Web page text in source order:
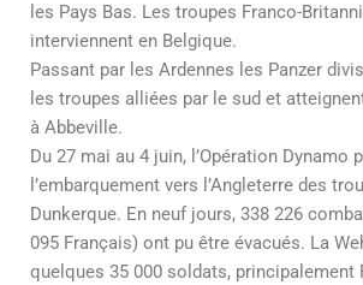
les Pays Bas. Les troupes Franco-
interviennent en Belgique.
Passant par les Ardennes les Panzer
les troupes alliées par le sud et
à Abbeville.
Du 27 mai au 4 juin, l’Opération Dynamo
l’embarquement vers l’Angleterre des
Dunkerque. En neuf jours, 338 226
095 Français) ont pu être évacués. La
quelques 35 000 soldats, principalement